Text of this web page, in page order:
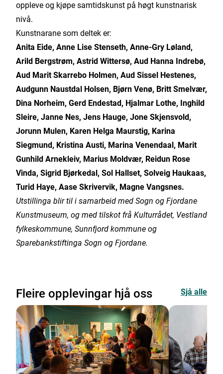
oppleve og kjøpe samtidskunst på høgt kunstnarisk
nivå.
Kunstnarane som deltek er:
Anita Eide, Anne Lise Stenseth, Anne-Gry Løland,
Arild Bergstrøm, Astrid Wittersø, Aud Hanna Indrebø,
Aud Marit Skarrebo Holmen, Aud Sissel Hestenes,
Audgunn Naustdal Holsen, Bjørn Venø, Britt Smelvær,
Dina Norheim, Gerd Endestad, Hjalmar Lothe, Inghild
Sleire, Janne Nes, Jens Hauge, Jone Skjensvold,
Jorunn Mulen, Karen Helga Maurstig, Karina
Siegmund, Kristina Austi, Marina Venendaal, Marit
Gunhild Arnekleiv, Marius Moldvær, Reidun Rose
Vinda, Sigrid Bjørkedal, Sol Hallset, Solveig Haukaas,
Turid Haye, Aase Skrivervik, Magne Vangsnes.
Utstillinga blir til i samarbeid med Sogn og Fjordane
Kunstmuseum, og med tilskot frå Kulturrådet, Vestland
fylkeskommune, Sunnfjord kommune og
Sparebankstiftinga Sogn og Fjordane.
Fleire opplevingar hjå oss Sjå alle